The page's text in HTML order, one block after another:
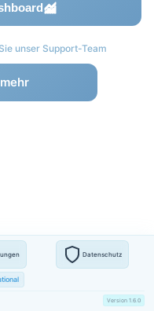
unser Support-Team
Datenschutz
Version 1.6.0